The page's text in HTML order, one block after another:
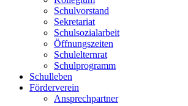
Schulvorstand
Sekretariat
Schulsozialarbeit
Öffnungszeiten
Schulelternrat
Schulprogramm
Schulleben
Förderverein
Ansprechpartner